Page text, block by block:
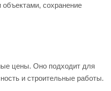
сохранение
цены. Оно подходит для
и строительные работы.